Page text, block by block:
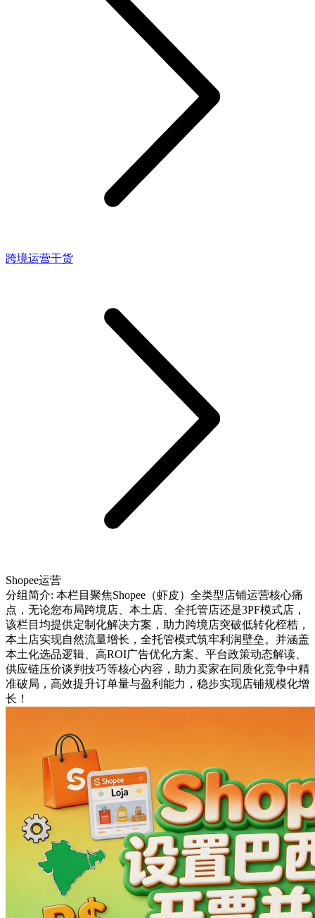
跨境运营干货
Shopee运营
分组简介: 本栏目聚焦Shopee（虾皮）全类型店铺运营核心痛
点，无论您布局跨境店、本土店、全托管店还是3PF模式店，
该栏目均提供定制化解决方案，助力跨境店突破低转化桎梏，
本土店实现自然流量增长，全托管模式筑牢利润壁垒。并涵盖
本土化选品逻辑、高ROI广告优化方案、平台政策动态解读、
供应链压价谈判技巧等核心内容，助力卖家在同质化竞争中精
准破局，高效提升订单量与盈利能力，稳步实现店铺规模化增
长！